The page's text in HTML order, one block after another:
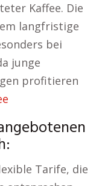
Kaffee. Die
langfristige
bei
junge
profitieren
Tarife, die